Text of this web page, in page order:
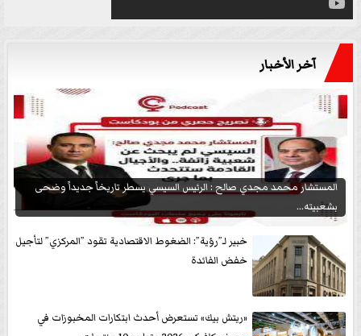
آخر الأخبار
المستشار محمد مجدي صالح : الرئيس السيسي يسطر تاريخاً جديداً وضحى
بشعبيته...
خبير لـ”رؤية”: الضغوط الاقتصادية تقود ”المركزي” لتأجيل
خفض الفائدة
«ريتش بيك» تستعرض أحدث ابتكارات المخبوزات في